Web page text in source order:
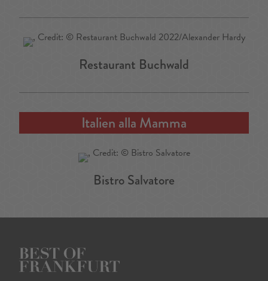
Restaurant Buchwald
Italien alla Mamma
Bistro Salvatore